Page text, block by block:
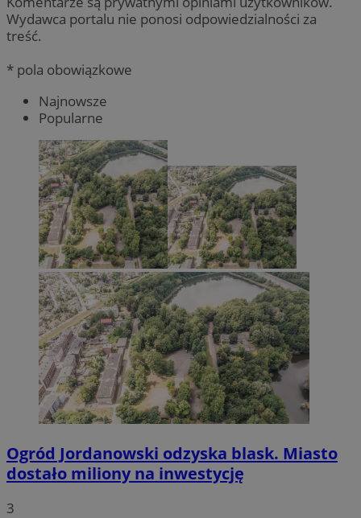
Wydawca portalu nie ponosi odpowiedzialności za
treść.
* pola obowiązkowe
Najnowsze
Popularne
Ogród Jordanowski odzyska blask. Miasto
dostało miliony na inwestycję
3